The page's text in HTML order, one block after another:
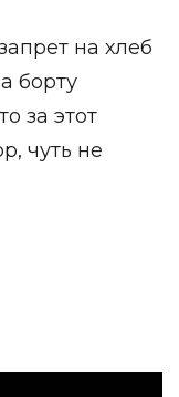
на хлеб
борту
за этот
чуть не